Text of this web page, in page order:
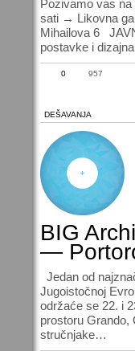
Pozivamo vas na
sati → Likovna
Mihailova 6
postavke i
0 957
DEŠAVANJA
BIG
—
Jedan od
Jugoistočnoj
održaće se 22. i
prostoru Grando,
stručnjake…